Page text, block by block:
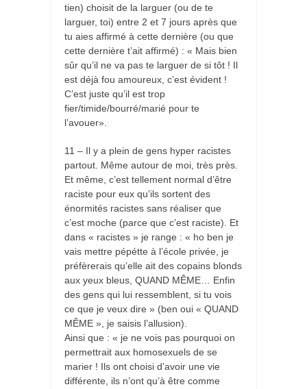
tien) choisit de la larguer (ou de te
larguer, toi) entre 2 et 7 jours après que
tu aies affirmé à cette dernière (ou que
cette dernière t’ait affirmé) : « Mais bien
sûr qu’il ne va pas te larguer de si tôt ! Il
est déjà fou amoureux, c’est évident !
C’est juste qu’il est trop
fier/timide/bourré/marié pour te
l’avouer».
11 – Il y a plein de gens hyper racistes
partout. Même autour de moi, très près.
Et même, c’est tellement normal d’être
raciste pour eux qu’ils sortent des
énormités racistes sans réaliser que
c’est moche (parce que c’est raciste). Et
dans « racistes » je range : « ho ben je
vais mettre pépétte à l’école privée, je
préfèrerais qu’elle ait des copains blonds
aux yeux bleus, QUAND MÊME… Enfin
des gens qui lui ressemblent, si tu vois
ce que je veux dire » (ben oui « QUAND
MÊME », je saisis l’allusion).
Ainsi que : « je ne vois pas pourquoi on
permettrait aux homosexuels de se
marier ! Ils ont choisi d’avoir une vie
différente, ils n’ont qu’à être comme